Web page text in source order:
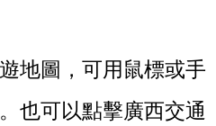
地圖，可用鼠標或手
也可以點擊廣西交通